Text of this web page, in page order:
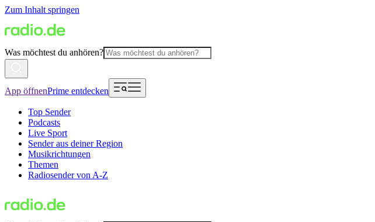
Zum Inhalt springen
Was möchtest du anhören?
App öffnenPrime entdecken
Top Sender
Podcasts
Live Sport
Sender aus deiner Region
Musikrichtungen
Themen
Radiosender von A-Z